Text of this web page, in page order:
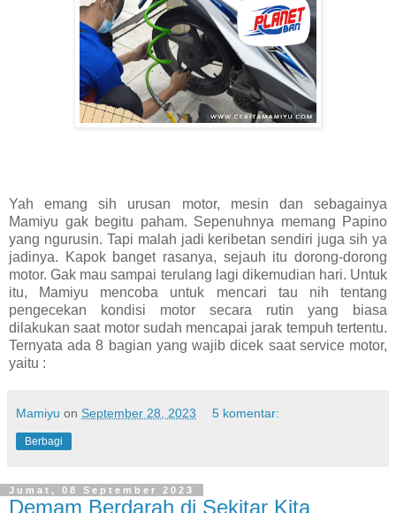
Yah emang sih urusan motor, mesin dan sebagainya
Mamiyu gak begitu paham. Sepenuhnya memang Papino
yang ngurusin. Tapi malah jadi keribetan sendiri juga sih ya
jadinya. Kapok banget rasanya, sejauh itu dorong-dorong
motor. Gak mau sampai terulang lagi dikemudian hari. Untuk
itu, Mamiyu mencoba untuk mencari tau nih tentang
pengecekan kondisi motor secara rutin yang biasa
dilakukan saat motor sudah mencapai jarak tempuh tertentu.
Ternyata ada 8 bagian yang wajib dicek saat service motor,
yaitu :
Mamiyu on September 28, 2023 5 komentar:
Berbagi
Jumat, 08 September 2023
Demam Berdarah di Sekitar Kita